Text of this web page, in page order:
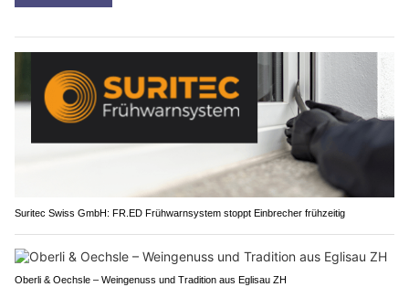
Suritec Swiss GmbH: FR.ED Frühwarnsystem stoppt Einbrecher frühzeitig
Oberli & Oechsle – Weingenuss und Tradition aus Eglisau ZH